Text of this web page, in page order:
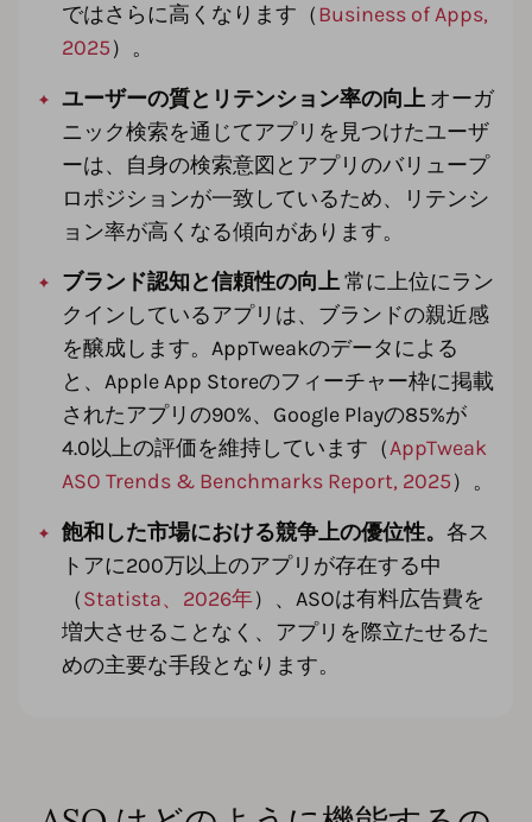
ではさらに高くなります（Business of Apps,
2025）。
ユーザーの質とリテンション率の向上 オーガ
ニック検索を通じてアプリを見つけたユーザ
ーは、自身の検索意図とアプリのバリュープ
ロポジションが一致しているため、リテンシ
ョン率が高くなる傾向があります。
ブランド認知と信頼性の向上常に上位にラン
クインしているアプリは、ブランドの親近感
を醸成します。AppTweakのデータによる
と、Apple App Storeのフィーチャー枠に掲載
されたアプリの90%、Google Playの85%が
4.0以上の評価を維持しています（AppTweak
ASO Trends & Benchmarks Report, 2025）。
飽和した市場における競争上の優位性。 各ス
トアに200万以上のアプリが存在する中
（Statista、2026年）、ASOは有料広告費を
増大させることなく、アプリを際立たせるた
めの主要な手段となります。